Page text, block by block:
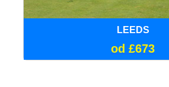
LEEDS
od £673